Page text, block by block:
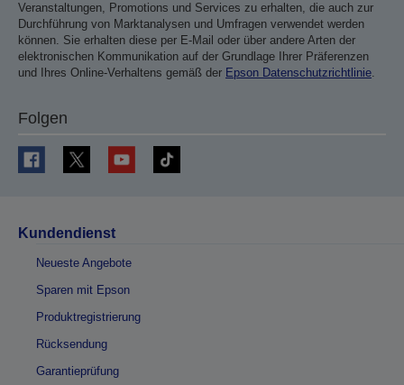
Veranstaltungen, Promotions und Services zu erhalten, die auch zur
Durchführung von Marktanalysen und Umfragen verwendet werden
können. Sie erhalten diese per E-Mail oder über andere Arten der
elektronischen Kommunikation auf der Grundlage Ihrer Präferenzen
und Ihres Online-Verhaltens gemäß der Epson Datenschutzrichtlinie.
Folgen
Kundendienst
Neueste Angebote
Sparen mit Epson
Produktregistrierung
Rücksendung
Garantieprüfung